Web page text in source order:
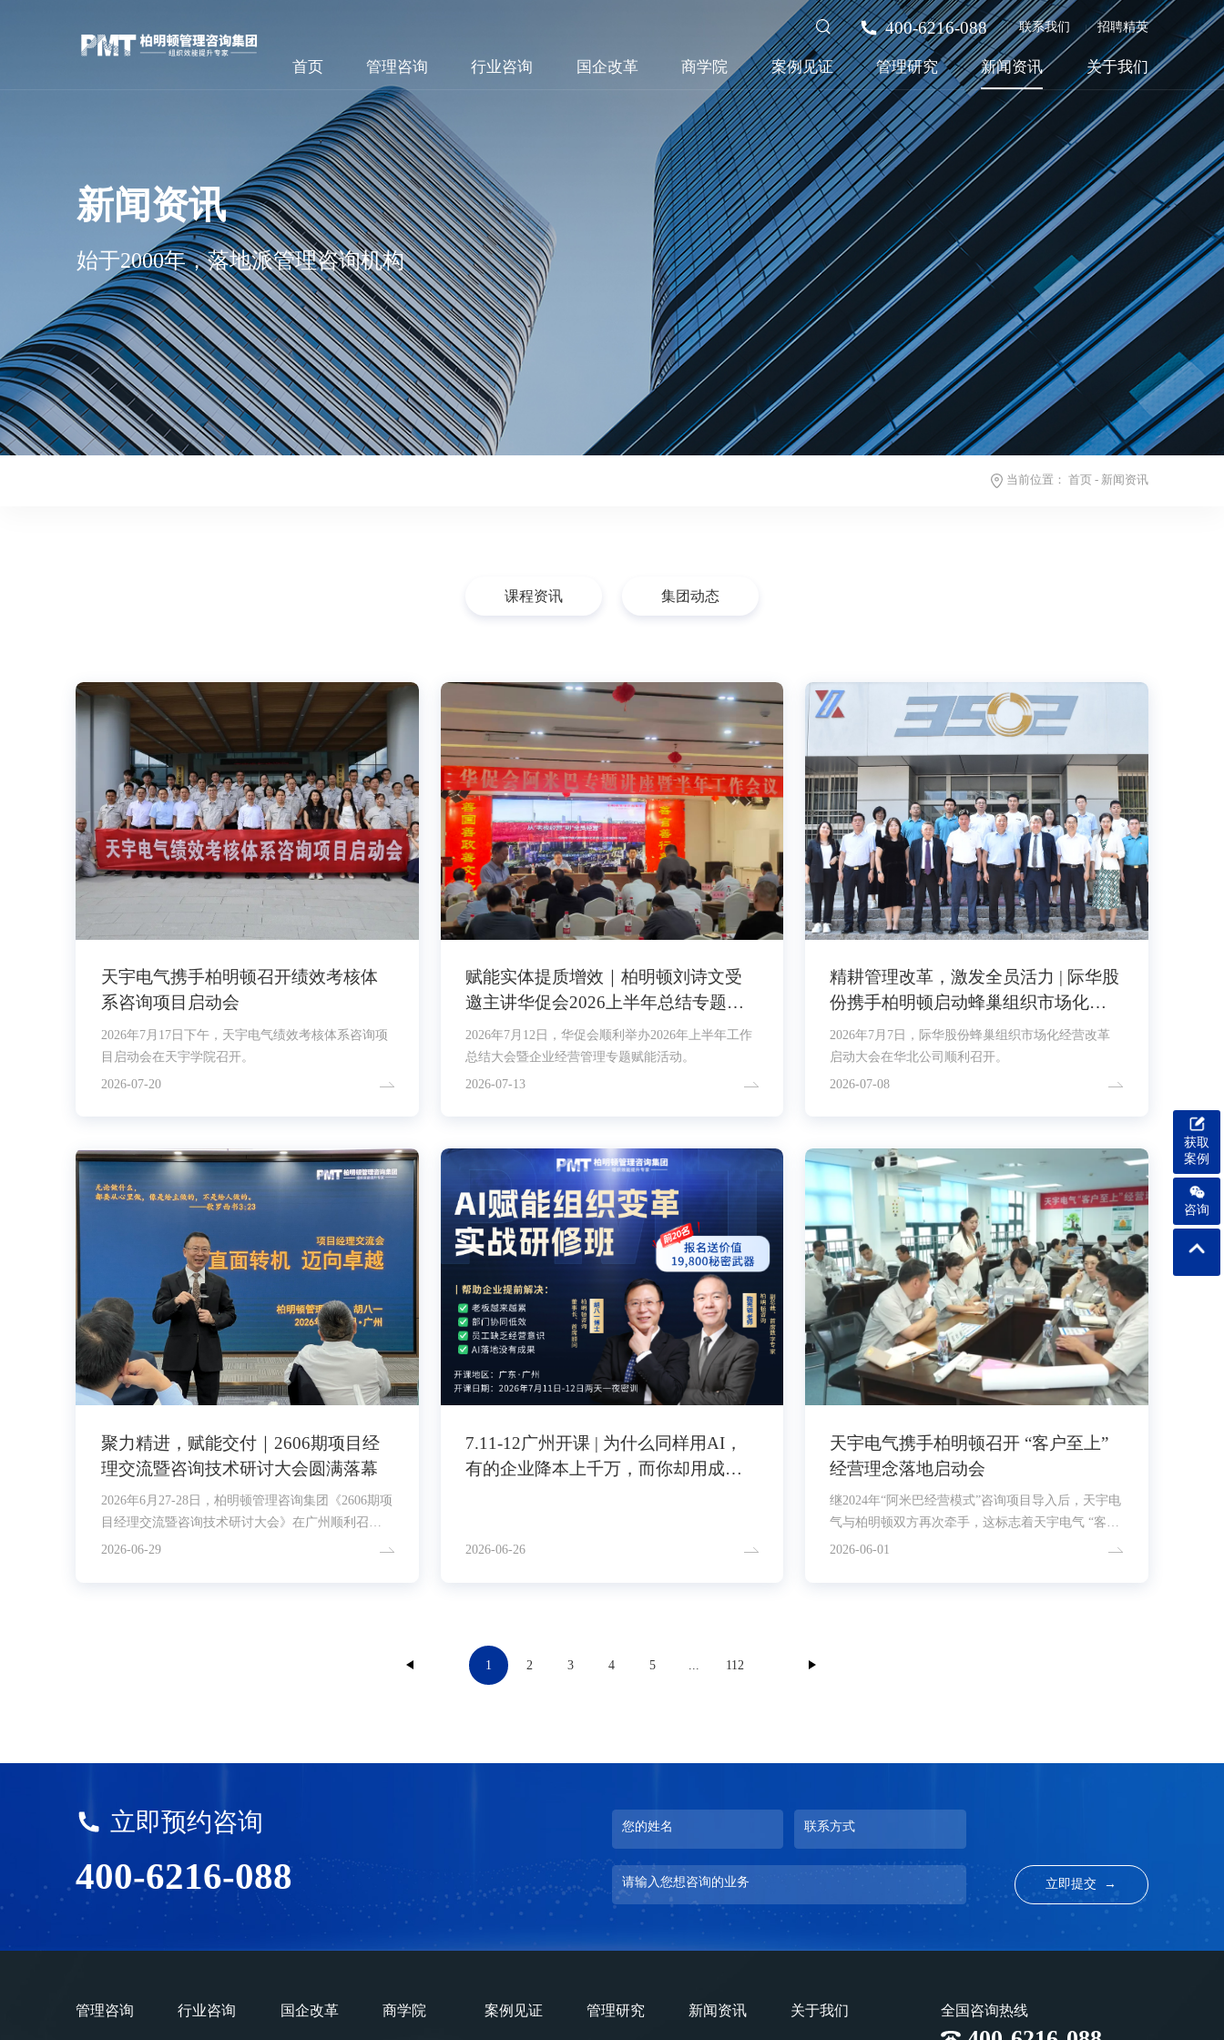
400-6216-088 联系我们 招聘精英
首页 管理咨询 行业咨询 国企改革 商学院 案例见证 管理研究 新闻资讯 关于我们
新闻资讯
始于2000年，落地派管理咨询机构
当前位置： 首页- 新闻资讯
课程资讯 集团动态
天宇电气携手柏明顿召开绩效考核体
系咨询项目启动会
2026年7月17日下午，天宇电气绩效考核体系咨询项
目启动会在天宇学院召开。
2026-07-20
赋能实体提质增效｜柏明顿刘诗文受
邀主讲华促会2026上半年总结专题培
训
2026年7月12日，华促会顺利举办2026年上半年工作
总结大会暨企业经营管理专题赋能活动。
2026-07-13
精耕管理改革，激发全员活力 | 际华股
份携手柏明顿启动蜂巢组织市场化经
营改革项目
2026年7月7日，际华股份蜂巢组织市场化经营改革
启动大会在华北公司顺利召开。
2026-07-08
聚力精进，赋能交付｜2606期项目经
理交流暨咨询技术研讨大会圆满落幕
2026年6月27-28日，柏明顿管理咨询集团《2606期项
目经理交流暨咨询技术研讨大会》在广州顺利召
开。
2026-06-29
7.11-12广州开课 | 为什么同样用AI，
有的企业降本上千万，而你却用成了
2026-06-26
天宇电气携手柏明顿召开 “客户至上”
经营理念落地启动会
继2024年“阿米巴经营模式”咨询项目导入后，天宇电
气与柏明顿双方再次牵手，这标志着天宇电气 “客户
至上” 文化建设迈入新台阶，也意味着企业
2026-06-01
1 2 3 4 5 112
立即预约咨询
400-6216-088
您的姓名 联系方式
请输入您想咨询的业务
管理咨询 行业咨询 国企改革 商学院 案例见证 管理研究 新闻资讯 关于我们 全国咨询热线
获取
案例
咨询